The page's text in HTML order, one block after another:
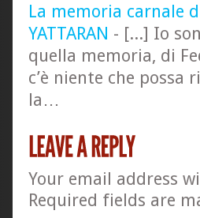
La memoria carnale
YATTARAN - [...] Io
quella memoria, di
c’è niente che possa
la…
Your email address
Required fields are